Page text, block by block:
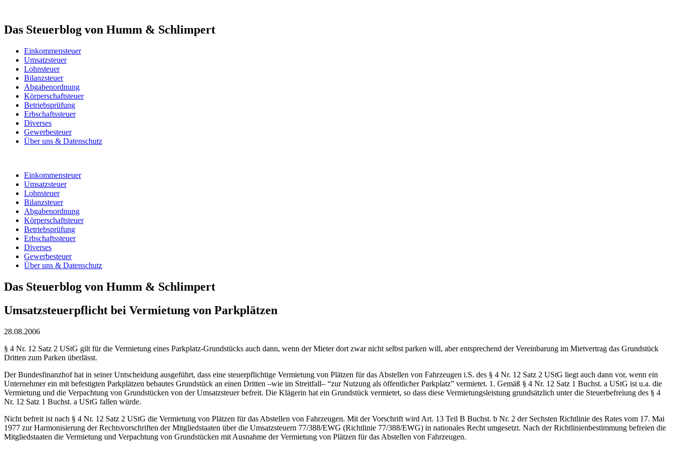
Das Steuerblog von Humm & Schlimpert
Einkommensteuer
Umsatzsteuer
Lohnsteuer
Bilanzsteuer
Abgabenordnung
Körperschaftsteuer
Betriebsprüfung
Erbschaftssteuer
Diverses
Gewerbesteuer
Über uns & Datenschutz
Einkommensteuer
Umsatzsteuer
Lohnsteuer
Bilanzsteuer
Abgabenordnung
Körperschaftsteuer
Betriebsprüfung
Erbschaftssteuer
Diverses
Gewerbesteuer
Über uns & Datenschutz
Das Steuerblog von Humm & Schlimpert
Umsatzsteuerpflicht bei Vermietung von Parkplätzen
28.08.2006
§ 4 Nr. 12 Satz 2 UStG gilt für die Vermietung eines Parkplatz-Grundstücks auch dann, wenn der Mieter dort zwar nicht selbst parken will, aber entsprechend der Vereinbarung im Mietvertrag das Grundstück
Dritten zum Parken überlässt.
Der Bundesfinanzhof hat in seiner Untscheidung ausgeführt, dass eine steuerpflichtige Vermietung von Plätzen für das Abstellen von Fahrzeugen i.S. des § 4 Nr. 12 Satz 2 UStG liegt auch dann vor, wenn ein
Unternehmer ein mit befestigten Parkplätzen bebautes Grundstück an einen Dritten –wie im Streitfall– “zur Nutzung als öffentlicher Parkplatz” vermietet. 1. Gemäß § 4 Nr. 12 Satz 1 Buchst. a UStG ist u.a. die
Vermietung und die Verpachtung von Grundstücken von der Umsatzsteuer befreit. Die Klägerin hat ein Grundstück vermietet, so dass diese Vermietungsleistung grundsätzlich unter die Steuerbefreiung des § 4
Nr. 12 Satz 1 Buchst. a UStG fallen würde.
Nicht befreit ist nach § 4 Nr. 12 Satz 2 UStG die Vermietung von Plätzen für das Abstellen von Fahrzeugen. Mit der Vorschrift wird Art. 13 Teil B Buchst. b Nr. 2 der Sechsten Richtlinie des Rates vom 17. Mai
1977 zur Harmonisierung der Rechtsvorschriften der Mitgliedstaaten über die Umsatzsteuern 77/388/EWG (Richtlinie 77/388/EWG) in nationales Recht umgesetzt. Nach der Richtlinienbestimmung befreien die
Mitgliedstaaten die Vermietung und Verpachtung von Grundstücken mit Ausnahme der Vermietung von Plätzen für das Abstellen von Fahrzeugen.